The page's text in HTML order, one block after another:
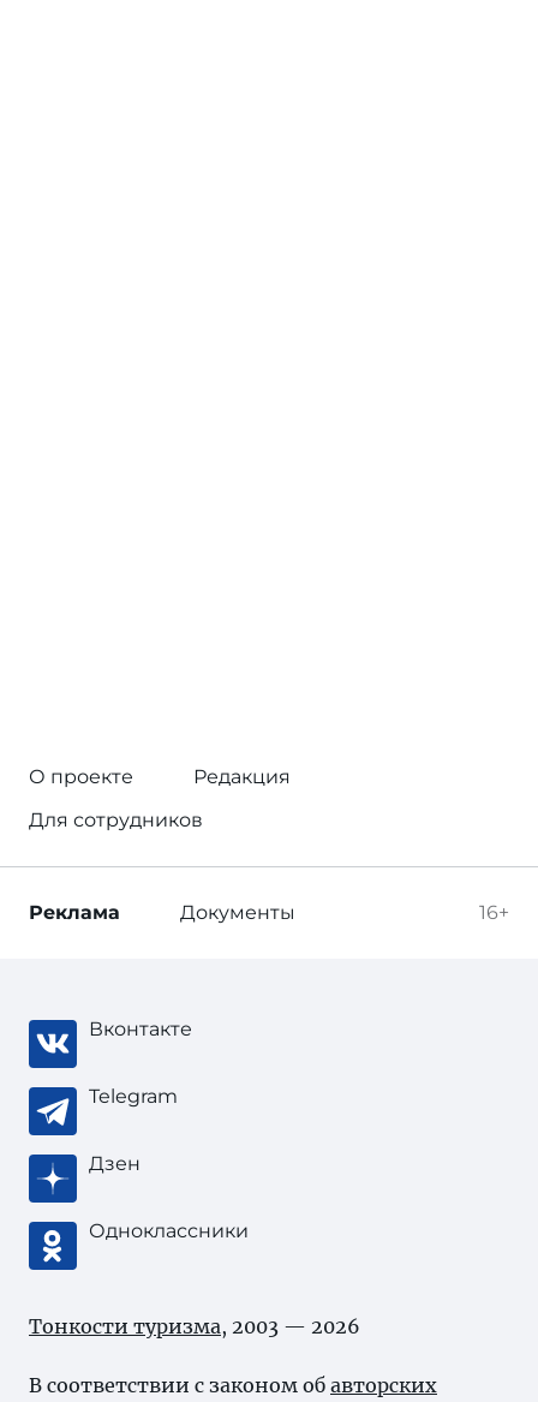
О проекте
Редакция
Для сотрудников
16+
Реклама Документы
Вконтакте
Telegram
Дзен
Одноклассники
Тонкости туризма, 2003 — 2026
В соответствии с законом об авторских